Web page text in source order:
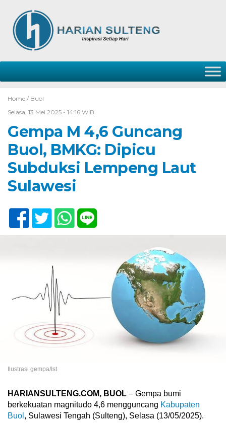
Home / Buol
Selasa, 13 Mei 2025 - 14:16 WIB
Gempa M 4,6 Guncang
Buol, BMKG: Dipicu
Subduksi Lempeng Laut
Sulawesi
Ilustrasi gempa/Ist
HARIANSULTENG.COM, BUOL – Gempa bumi
berkekuatan magnitudo 4,6 mengguncang Kabupaten
Buol , Sulawesi Tengah (Sulteng), Selasa (13/05/2025).